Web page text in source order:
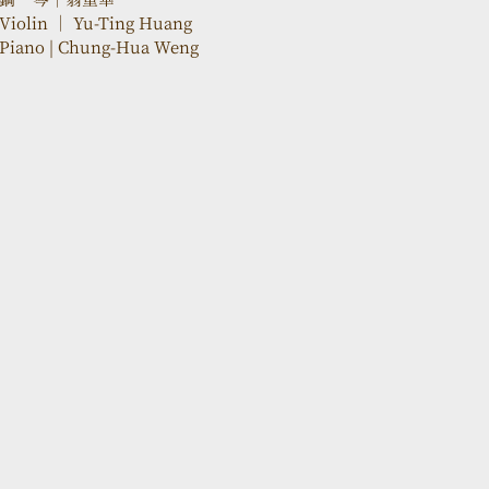
Violin ｜ Yu-Ting Huang
Piano | Chung-Hua Weng